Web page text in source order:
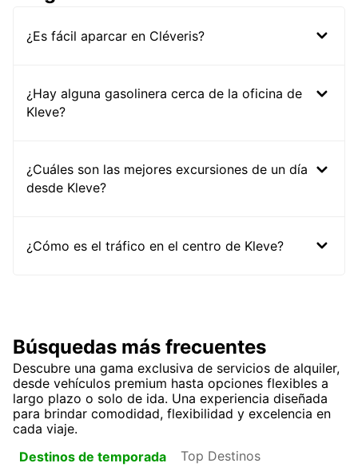
¿Es fácil aparcar en Cléveris?
¿Hay alguna gasolinera cerca de la oficina de
Kleve?
¿Cuáles son las mejores excursiones de un día
desde Kleve?
¿Cómo es el tráfico en el centro de Kleve?
Búsquedas más frecuentes
Descubre una gama exclusiva de servicios de alquiler,
desde vehículos premium hasta opciones flexibles a
largo plazo o solo de ida. Una experiencia diseñada
para brindar comodidad, flexibilidad y excelencia en
cada viaje.
Destinos de temporada
Top Destinos